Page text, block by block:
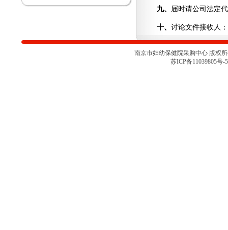
论会
诊断仪项目院内咨询讨论会（二）
九、 届时请公司法定
十、 讨论文件接收人
南京市妇幼保健院采购中心 版权
苏ICP备11039805号-5